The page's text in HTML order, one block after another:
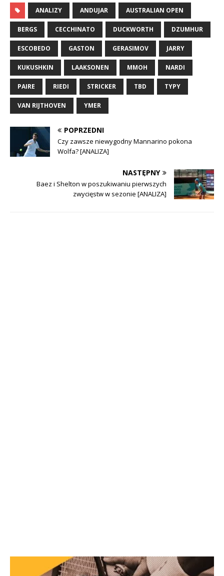
ANALIZY ANDUJAR AUSTRALIAN OPEN
BERGS CECCHINATO DUCKWORTH DZUMHUR
ESCOBEDO GASTON GERASIMOV JARRY
KUKUSHKIN LAAKSONEN MMOH NARDI
PAIRE RIEDI STRICKER TBD TYPY
VAN RIJTHOVEN YMER
POPRZEDNI
Czy zawsze niewygodny Mannarino pokona
Wolfa? [ANALIZA]
NASTĘPNY
Baez i Shelton w poszukiwaniu pierwszych
zwycięstw w sezonie [ANALIZA]